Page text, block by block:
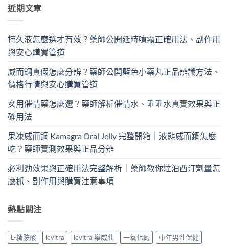
近期文章
持久液怎麼選才有效？藥師公開延時噴霧正確用法、副作用
與安心購買管道
威而鋼真假怎麼分辨？藥師公開藍色小藥丸正品辨識方法、
價格行情與安心購買管道
女用催情藥怎麼選？藥師解析催情水、乖乖水真實效果與正
確用法
果凍威而鋼 Kamagra Oral Jelly 完整開箱｜液態威而鋼怎麼
吃？藥師實測效果與正品分辨
必利勁效果與正確用法完整解析｜藥師教你達泊西汀劑量怎
麼抓、副作用與購買注意事項
熱點關注
L-精胺酸 levitra levitra 樂威壯 一氧化氮 中年男性保健